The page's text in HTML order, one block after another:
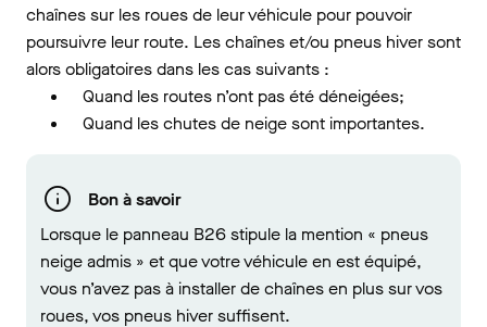
chaînes sur les roues de leur véhicule pour pouvoir
poursuivre leur route. Les chaînes et/ou pneus hiver sont
alors obligatoires dans les cas suivants :
Quand les routes n’ont pas été déneigées;
Quand les chutes de neige sont importantes.
Bon à savoir
Lorsque le panneau B26 stipule la mention « pneus
neige admis » et que votre véhicule en est équipé,
vous n’avez pas à installer de chaînes en plus sur vos
roues, vos pneus hiver suffisent.